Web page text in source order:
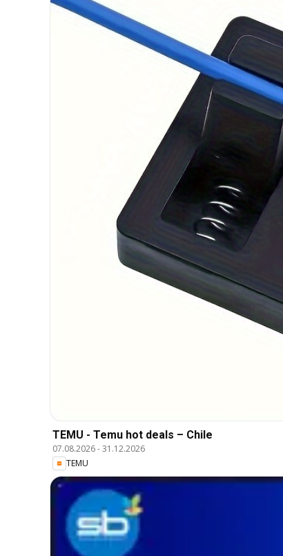
TEMU - Temu hot deals – Chile
07.08.2026-31.12.2026
TEMU